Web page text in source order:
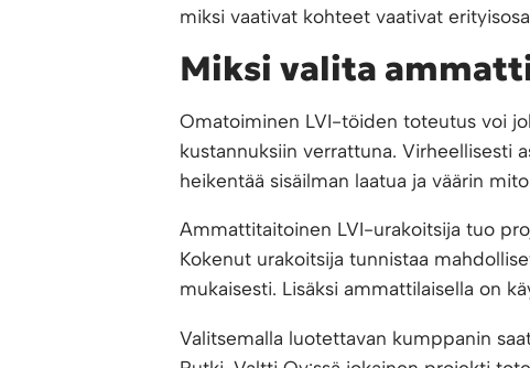
miksi vaativat kohteet vaativat
Miksi valita
Omatoiminen LVI-töiden toteutus voi
kustannuksiin verrattuna. Virheellisesti
heikentää sisäilman laatua ja väärin
Ammattitaitoinen LVI-urakoitsija tuo
Kokenut urakoitsija tunnistaa
mukaisesti. Lisäksi ammattilaisella on
Valitsemalla luotettavan kumppanin